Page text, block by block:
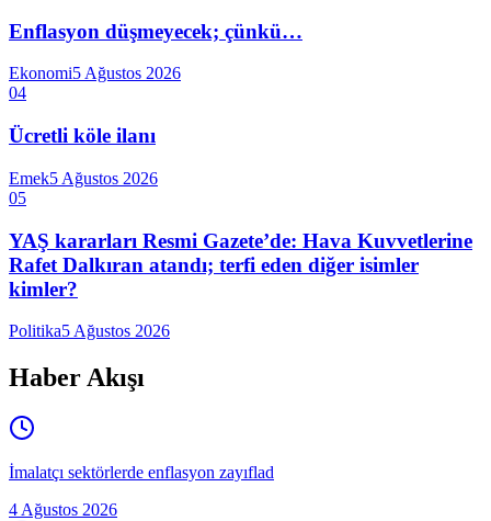
Enflasyon düşmeyecek; çünkü…
Ekonomi5 Ağustos 2026
04
Ücretli köle ilanı
Emek5 Ağustos 2026
05
YAŞ kararları Resmi Gazete’de: Hava Kuvvetlerine
Rafet Dalkıran atandı; terfi eden diğer isimler
kimler?
Politika5 Ağustos 2026
Haber Akışı
İmalatçı sektörlerde enflasyon zayıflad
4 Ağustos 2026